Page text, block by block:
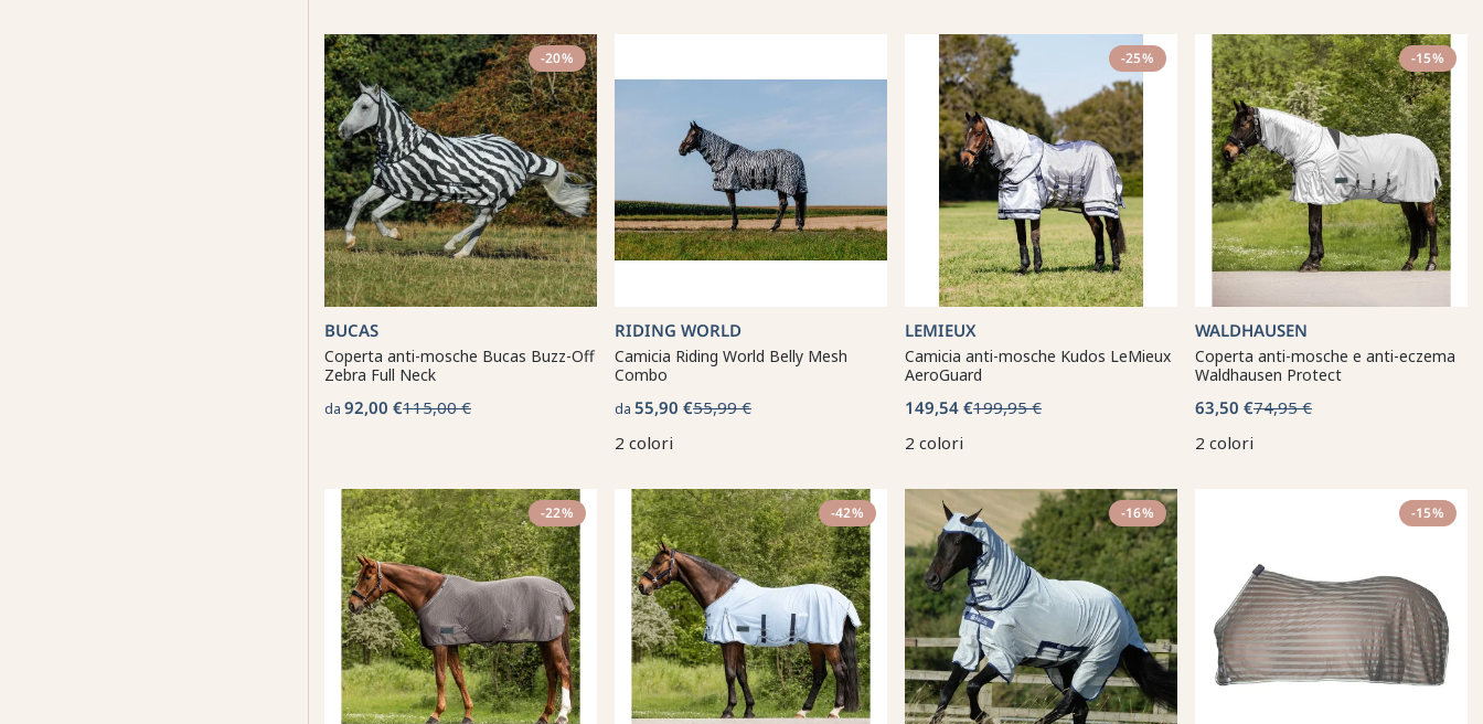
-20%
BUCAS
Coperta anti-mosche Bucas Buzz-Off
Zebra Full Neck
da 92,00 €115,00 €
RIDING WORLD
Camicia Riding World Belly Mesh
Combo
da 55,90 €55,99 €
2 colori
-25%
LEMIEUX
Camicia anti-mosche Kudos LeMieux
AeroGuard
149,54 €199,95 €
2 colori
-15%
WALDHAUSEN
Coperta anti-mosche e anti-eczema
Waldhausen Protect
63,50 €74,95 €
2 colori
-22% -42% -16% -15%